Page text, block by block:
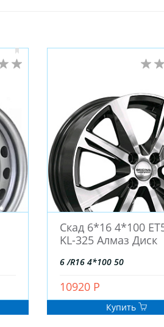
Скад 6*16 4*100
KL-325 Алмаз Диск
6 /R16 4*100 50
10920 Р
Купить